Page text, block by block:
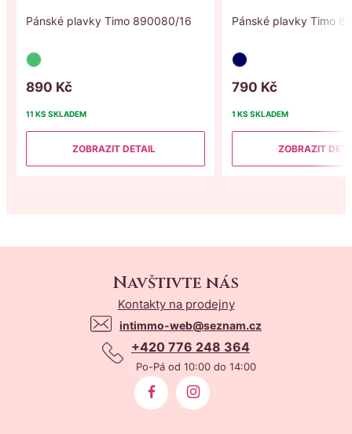
Pánské plavky Timo 890080/16
890 Kč
11 KS SKLADEM
ZOBRAZIT DETAIL
Pánské plavky Timo
790 Kč
1 KS SKLADEM
ZOBRAZIT
Navštivte nás
Kontakty na prodejny
intimmo-web@seznam.cz
+420 776 248 364
Po-Pá od 10:00 do 14:00